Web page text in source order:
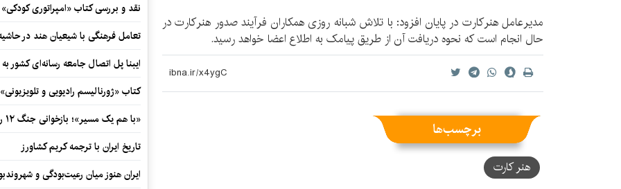
مدیرعامل هنرکارت در پایان افزود: با تلاش شبانه روزی همکاران فرآیند صدور هنرکارت در
حال انجام است که نحوه دریافت آن از طریق پیامک به اطلاع اعضا خواهد رسید.
برچسب‌ها
هنر کارت
نقد و بررسی کتاب «امپراتوری کودکی»
تعامل فرهنگی با شیعیان هند در
ایبنا پل اتصال جامعه رسانه‌ای کشور
کتاب «ژورنالیسم رادیویی و تلویزیونی»
«با هم یک مسیر»؛ بازخوانی جنگ ۱۲ روزه در قاب یک رمان کوتاه
تاریخ ایران با ترجمه کریم کشاورز
ایران هنوز میان رعیت‌بودگی و